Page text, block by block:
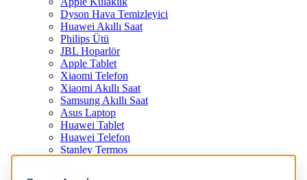
Dyson Hava Temizleyici
Huawei Akıllı Saat
Philips Ütü
JBL Hoparlör
Apple Tablet
Xiaomi Telefon
Xiaomi Akıllı Saat
Samsung Akıllı Saat
Asus Laptop
Huawei Tablet
Huawei Telefon
Stanley Termos